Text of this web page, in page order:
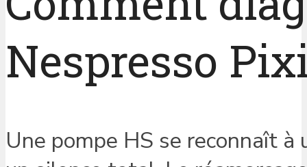
Nespresso
Une pompe HS se reconnaît